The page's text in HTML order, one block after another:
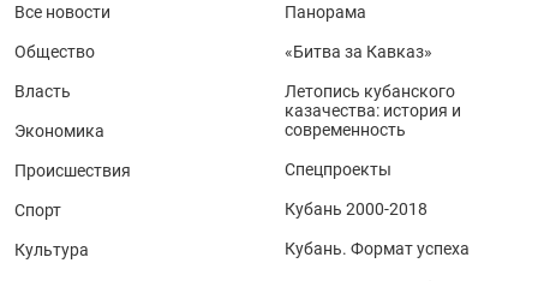
Все новости
Общество
Власть
Экономика
Происшествия
Спорт
Культура
Панорама
«Битва за Кавказ»
Летопись кубанского
казачества: история и
современность
Спецпроекты
Кубань 2000-2018
Кубань. Формат успеха